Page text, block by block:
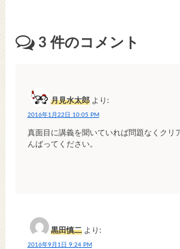
3 件のコメント
月見水太郎 より:
2016年1月22日 10:05 PM
真面目に講義を聞いていれば問題なくクリ
んばってください。
黒田慎二 より:
2016年9月1日 9:24 PM